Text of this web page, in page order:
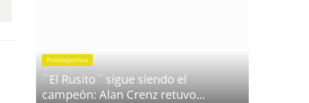
Polideportivo
¨El Rusito¨ sigue siendo el
campeón: Alan Crenz retuvo...